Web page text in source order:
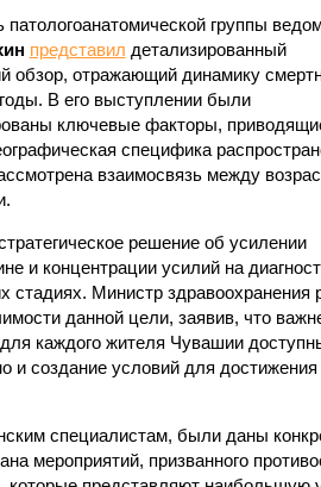
патологоанатомической группы
представил детализированный
обзор, отражающий динамику
В его выступлении были
ключевые факторы,
специфика
взаимосвязь между
решение об усилении
и концентрации усилий на
стадиях. Министр здравоохранения
данной цели, заявив, что
каждого жителя Чувашии
и создание условий для достижения
специалистам, были даны
мероприятий, призванного